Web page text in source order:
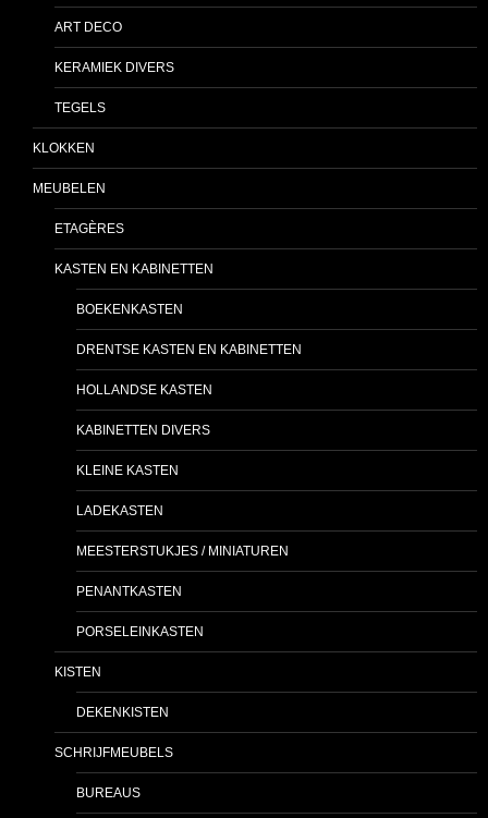
ART DECO
KERAMIEK DIVERS
TEGELS
KLOKKEN
MEUBELEN
ETAGÈRES
KASTEN EN KABINETTEN
BOEKENKASTEN
DRENTSE KASTEN EN KABINETTEN
HOLLANDSE KASTEN
KABINETTEN DIVERS
KLEINE KASTEN
LADEKASTEN
MEESTERSTUKJES / MINIATUREN
PENANTKASTEN
PORSELEINKASTEN
KISTEN
DEKENKISTEN
SCHRIJFMEUBELS
BUREAUS